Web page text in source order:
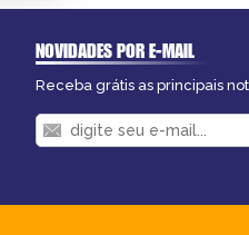
NOVIDADES POR E-MAIL
Receba grátis as principais